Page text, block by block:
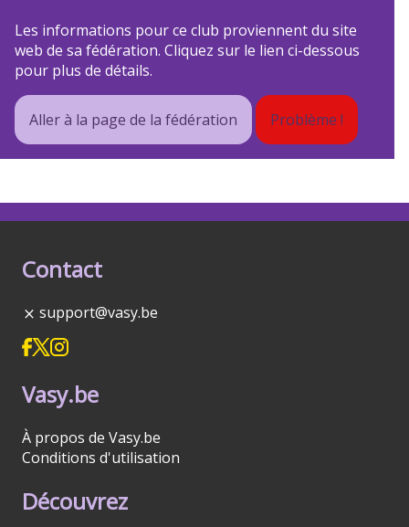
Les informations pour ce club proviennent du site
web de sa fédération. Cliquez sur le lien ci-dessous
pour plus de détails.
Aller à la page de la fédération Problème !
Contact
support@vasy.be
Vasy.be
À propos de Vasy.be
Conditions d'utilisation
Découvrez